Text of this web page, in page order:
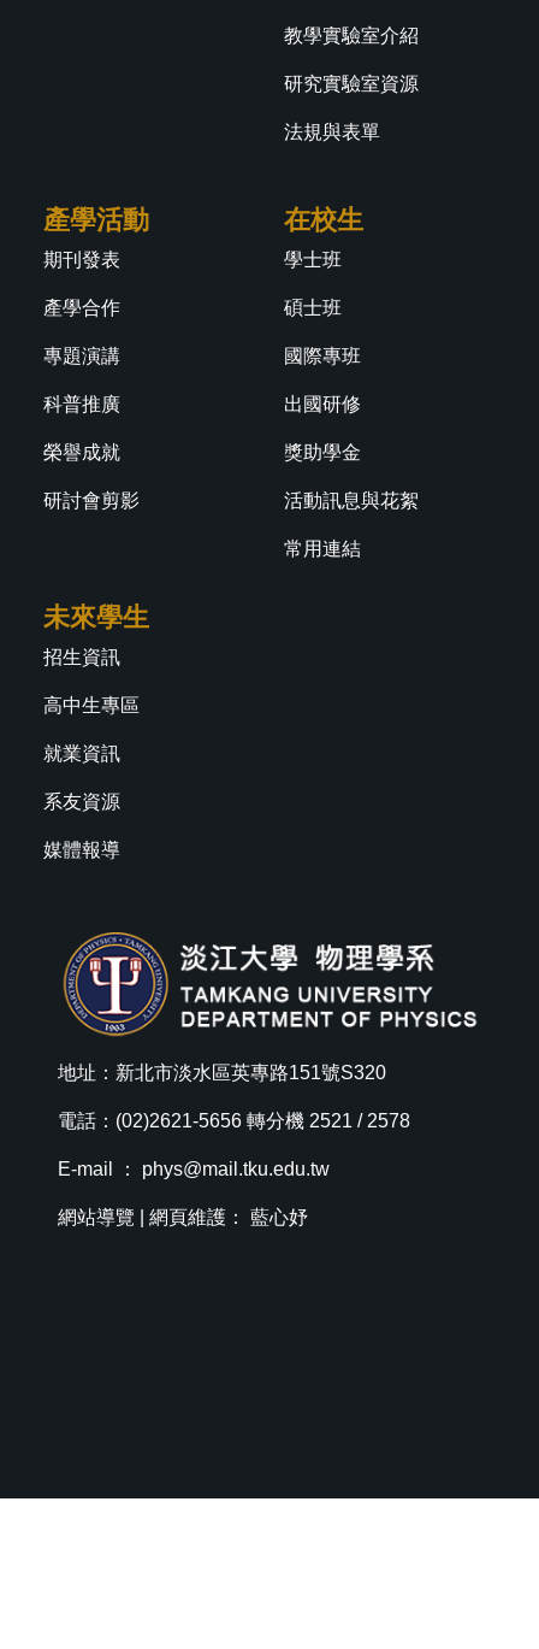
教學實驗室介紹
研究實驗室資源
法規與表單
產學活動
期刊發表
產學合作
專題演講
科普推廣
榮譽成就
研討會剪影
在校生
學士班
碩士班
國際專班
出國研修
獎助學金
活動訊息與花絮
常用連結
未來學生
招生資訊
高中生專區
就業資訊
系友資源
媒體報導
地址：新北市淡水區英專路151號S320
電話：(02)2621-5656 轉分機 2521 / 2578
E-mail ： phys@mail.tku.edu.tw
網站導覽 | 網頁維護： 藍心妤